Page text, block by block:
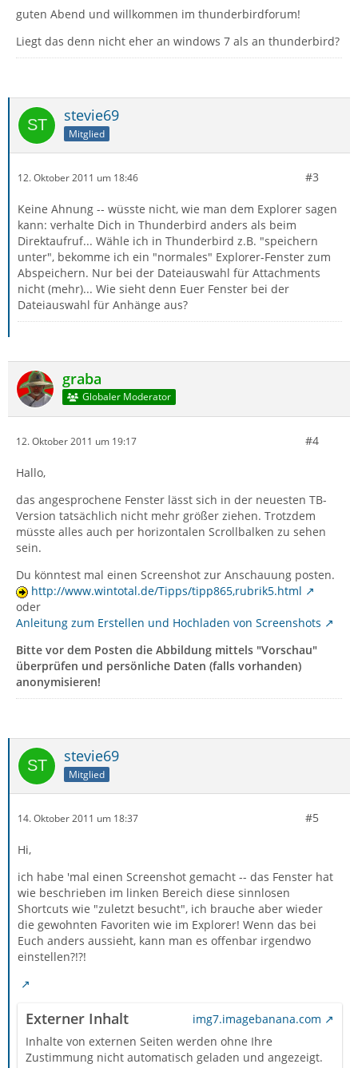
guten Abend und willkommen im thunderbirdforum!
Liegt das denn nicht eher an windows 7 als an thunderbird?
stevie69
Mitglied
12. Oktober 2011 um 18:46 #3
Keine Ahnung -- wüsste nicht, wie man dem Explorer sagen
kann: verhalte Dich in Thunderbird anders als beim
Direktaufruf... Wähle ich in Thunderbird z.B. "speichern
unter", bekomme ich ein "normales" Explorer-Fenster zum
Abspeichern. Nur bei der Dateiauswahl für Attachments
nicht (mehr)... Wie sieht denn Euer Fenster bei der
Dateiauswahl für Anhänge aus?
graba
Globaler Moderator
12. Oktober 2011 um 19:17 #4
Hallo,
das angesprochene Fenster lässt sich in der neuesten TB-
Version tatsächlich nicht mehr größer ziehen. Trotzdem
müsste alles auch per horizontalen Scrollbalken zu sehen
sein.
Du könntest mal einen Screenshot zur Anschauung posten.
http://www.wintotal.de/Tipps/tipp865,rubrik5.html
oder
Anleitung zum Erstellen und Hochladen von Screenshots
Bitte vor dem Posten die Abbildung mittels "Vorschau"
überprüfen und persönliche Daten (falls vorhanden)
anonymisieren!
stevie69
Mitglied
14. Oktober 2011 um 18:37 #5
Hi,
ich habe 'mal einen Screenshot gemacht -- das Fenster hat
wie beschrieben im linken Bereich diese sinnlosen
Shortcuts wie "zuletzt besucht", ich brauche aber wieder
die gewohnten Favoriten wie im Explorer! Wenn das bei
Euch anders aussieht, kann man es offenbar irgendwo
einstellen?!?!
Externer Inhalt
img7.imagebanana.com
Inhalte von externen Seiten werden ohne Ihre
Zustimmung nicht automatisch geladen und angezeigt.